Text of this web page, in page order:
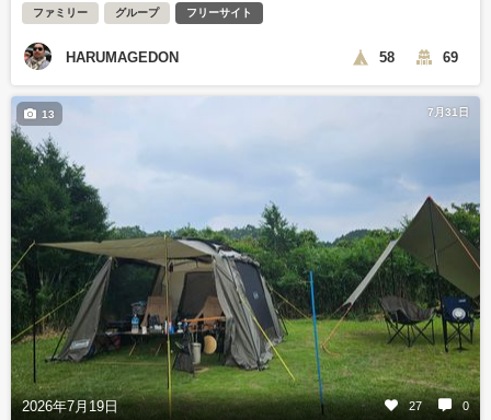
ファミリー グループ フリーサイト
HARUMAGEDON 58 69
7月31日
2026年7月19日 27 0
13